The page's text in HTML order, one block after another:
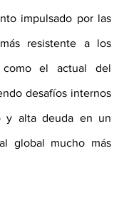
impulsado por las
resistente a los
como el actual del
desafíos internos
y alta deuda en un
global mucho más